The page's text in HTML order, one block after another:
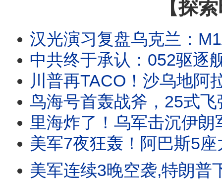
【探
汉光演习复盘乌克兰：M1A2T首次进驻
中共终于承认：052驱逐舰撞击3104
川普再TACO！沙乌地阿拉伯王储一通电话
鸟海号首轰战斧，25式飞弹空射
里海炸了！乌军击沉伊朗军火船，俄仓库连环爆
美军7夜狂轰！阿巴斯5座大桥炸成
美军连续3晚空袭,特朗普下令狠打，伊朗电网